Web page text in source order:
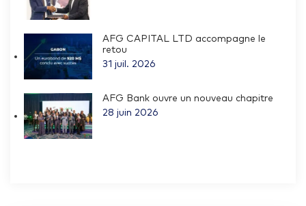
AFG CAPITAL LTD accompagne le
retou
31 juil. 2026
AFG Bank ouvre un nouveau chapitre
28 juin 2026